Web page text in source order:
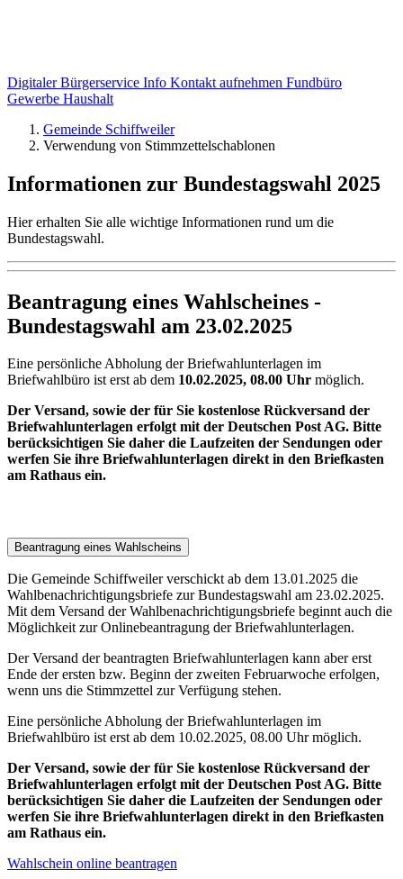
Digitaler Bürgerservice Info Kontakt aufnehmen Fundbüro
Gewerbe Haushalt
Gemeinde Schiffweiler
Verwendung von Stimmzettelschablonen
Informationen zur Bundestagswahl 2025
Hier erhalten Sie alle wichtige Informationen rund um die
Bundestagswahl.
Beantragung eines Wahlscheines -
Bundestagswahl am 23.02.2025
Eine persönliche Abholung der Briefwahlunterlagen im
Briefwahlbüro ist erst ab dem 10.02.2025, 08.00 Uhr möglich.
Der Versand, sowie der für Sie kostenlose Rückversand der
Briefwahlunterlagen erfolgt mit der Deutschen Post AG. Bitte
berücksichtigen Sie daher die Laufzeiten der Sendungen oder
werfen Sie ihre Briefwahlunterlagen direkt in den Briefkasten
am Rathaus ein.
Beantragung eines Wahlscheins
Die Gemeinde Schiffweiler verschickt ab dem 13.01.2025 die
Wahlbenachrichtigungsbriefe zur Bundestagswahl am 23.02.2025.
Mit dem Versand der Wahlbenachrichtigungsbriefe beginnt auch die
Möglichkeit zur Onlinebeantragung der Briefwahlunterlagen.
Der Versand der beantragten Briefwahlunterlagen kann aber erst
Ende der ersten bzw. Beginn der zweiten Februarwoche erfolgen,
wenn uns die Stimmzettel zur Verfügung stehen.
Eine persönliche Abholung der Briefwahlunterlagen im
Briefwahlbüro ist erst ab dem 10.02.2025, 08.00 Uhr möglich.
Der Versand, sowie der für Sie kostenlose Rückversand der
Briefwahlunterlagen erfolgt mit der Deutschen Post AG. Bitte
berücksichtigen Sie daher die Laufzeiten der Sendungen oder
werfen Sie ihre Briefwahlunterlagen direkt in den Briefkasten
am Rathaus ein.
Wahlschein online beantragen